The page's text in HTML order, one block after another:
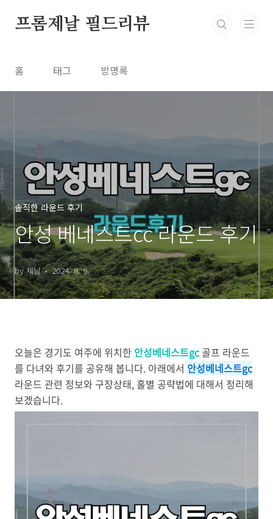
프롬제날 필드리뷰
홈 태그 방명록
솔직한 라운드 후기
안성 베네스트cc 라운드 후기
by 제날 2024. 8. 9.
오늘은 경기도 여주에 위치한 안성베네스트gc골프 라운드
를 다녀와 후기를 공유해 봅니다. 아래에서 안성베네스트gc
라운드 관련 정보와 구장상태, 홀별 공략법에 대해서 정리해
보겠습니다.